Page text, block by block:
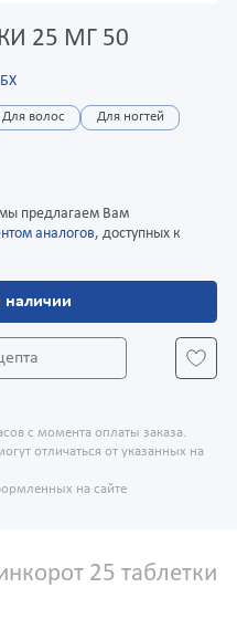
25 МГ 50
Для волос Для ногтей
мы предлагаем Вам
аналогов, доступных к
с момента оплаты заказа.
отличаться от указанных на
на сайте
25 таблетки